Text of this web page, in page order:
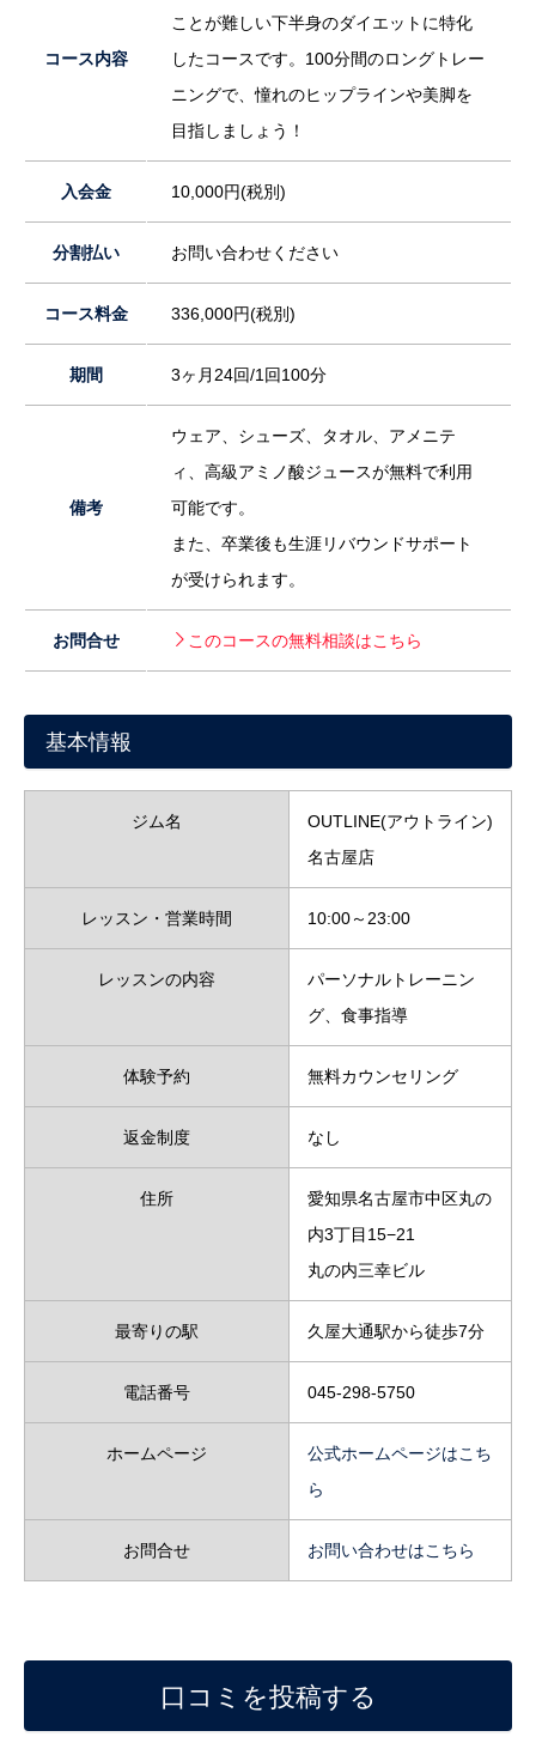
コース内容
ことが難しい下半身のダイエットに特化
したコースです。100分間のロングトレー
ニングで、憧れのヒップラインや美脚を
目指しましょう！
入会金 10,000円(税別)
分割払い お問い合わせください
コース料金 336,000円(税別)
期間 3ヶ月24回/1回100分
備考
ウェア、シューズ、タオル、アメニテ
ィ、高級アミノ酸ジュースが無料で利用
可能です。
また、卒業後も生涯リバウンドサポート
が受けられます。
お問合せ このコースの無料相談はこちら
基本情報
ジム名
OUTLINE(アウトライン)
名古屋店
レッスン・営業時間 10:00～23:00
レッスンの内容
パーソナルトレーニン
グ、食事指導
体験予約 無料カウンセリング
返金制度 なし
住所
愛知県名古屋市中区丸の
内3丁目15−21
丸の内三幸ビル
最寄りの駅 久屋大通駅から徒歩7分
電話番号 045-298-5750
ホームページ
公式ホームページはこち
ら
お問合せ お問い合わせはこちら
口コミを投稿する